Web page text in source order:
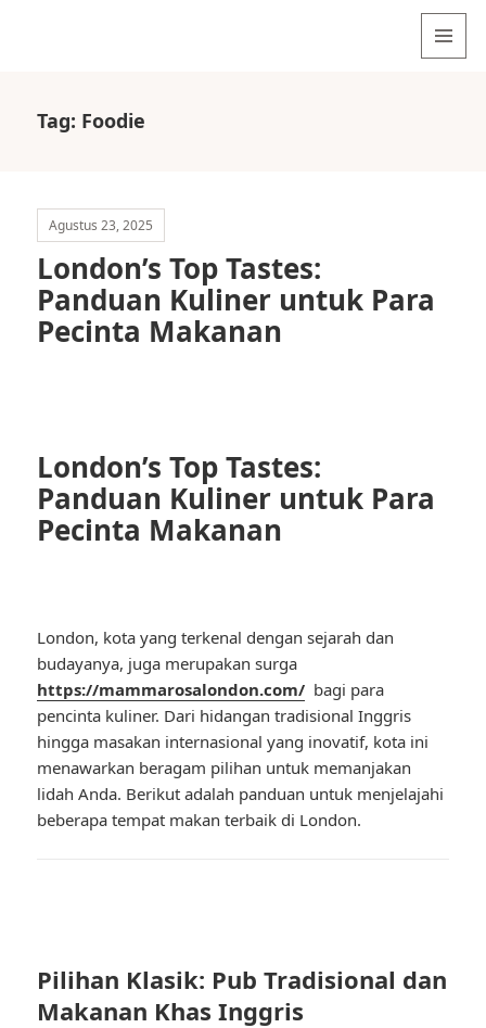
Tag: Foodie
Agustus 23, 2025
London’s Top Tastes:
Panduan Kuliner untuk Para
Pecinta Makanan
London’s Top Tastes:
Panduan Kuliner untuk Para
Pecinta Makanan
London, kota yang terkenal dengan sejarah dan
budayanya, juga merupakan surga
https://mammarosalondon.com/ bagi para
pencinta kuliner. Dari hidangan tradisional Inggris
hingga masakan internasional yang inovatif, kota ini
menawarkan beragam pilihan untuk memanjakan
lidah Anda. Berikut adalah panduan untuk menjelajahi
beberapa tempat makan terbaik di London.
Pilihan Klasik: Pub Tradisional dan
Makanan Khas Inggris